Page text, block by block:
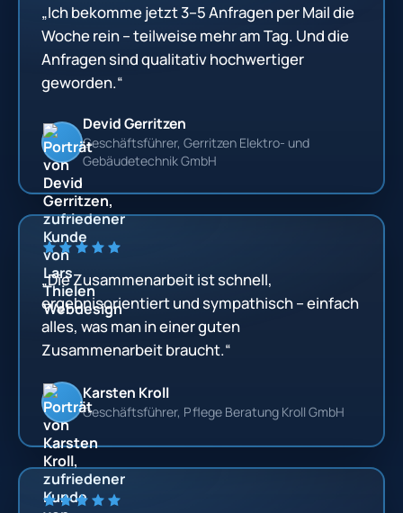
„Ich bekomme jetzt 3–5 Anfragen per Mail die
Woche rein – teilweise mehr am Tag. Und die
Anfragen sind qualitativ hochwertiger
geworden.“
Devid Gerritzen
Geschäftsführer, Gerritzen Elektro- und
Gebäudetechnik GmbH
„Die Zusammenarbeit ist schnell,
ergebnisorientiert und sympathisch – einfach
alles, was man in einer guten
Zusammenarbeit braucht.“
Karsten Kroll
Geschäftsführer, Pflege Beratung Kroll GmbH